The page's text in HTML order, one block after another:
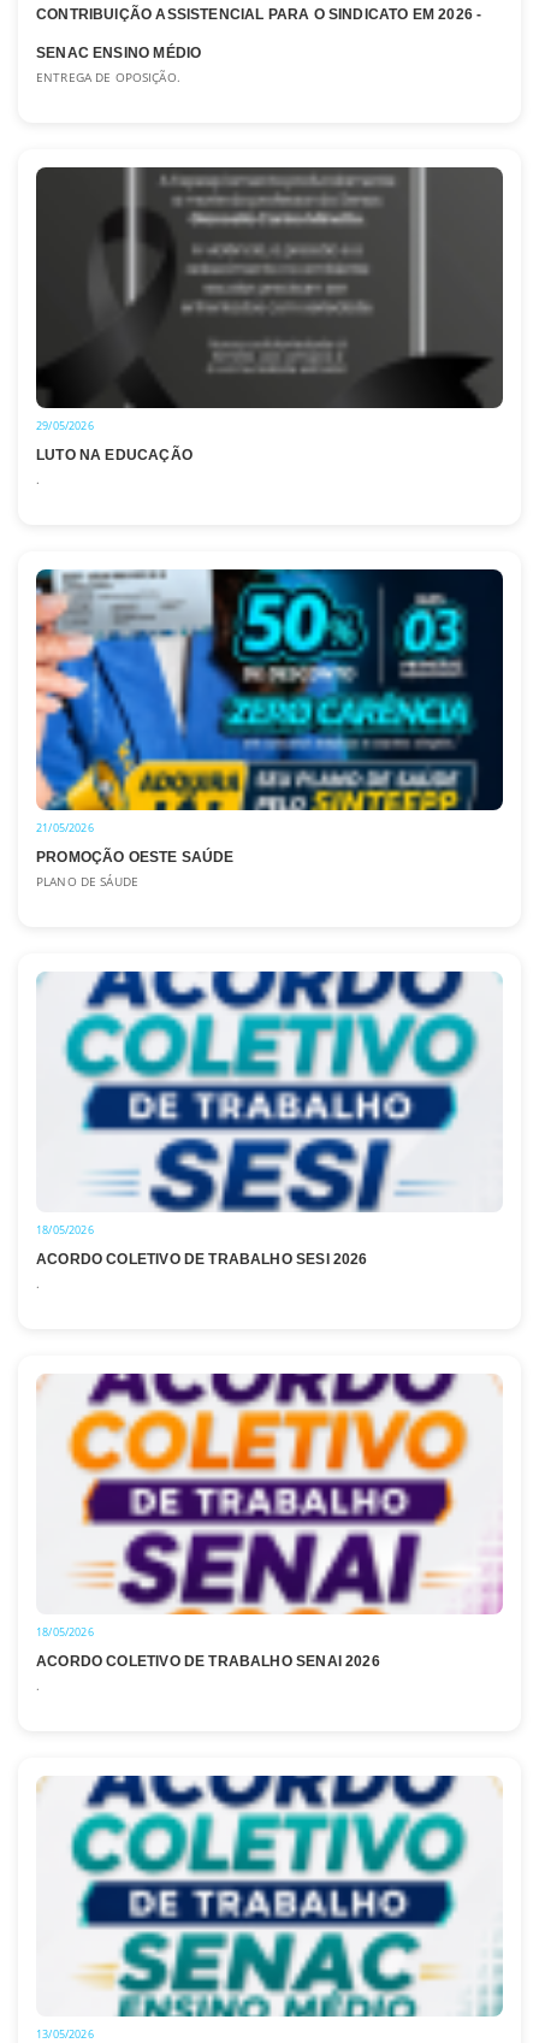
CONTRIBUIÇÃO ASSISTENCIAL PARA O SINDICATO EM 2026 -
SENAC ENSINO MÉDIO
ENTREGA DE OPOSIÇÃO.
29/05/2026
LUTO NA EDUCAÇÃO
.
21/05/2026
PROMOÇÃO OESTE SAÚDE
PLANO DE SÁUDE
18/05/2026
ACORDO COLETIVO DE TRABALHO SESI 2026
.
18/05/2026
ACORDO COLETIVO DE TRABALHO SENAI 2026
.
13/05/2026